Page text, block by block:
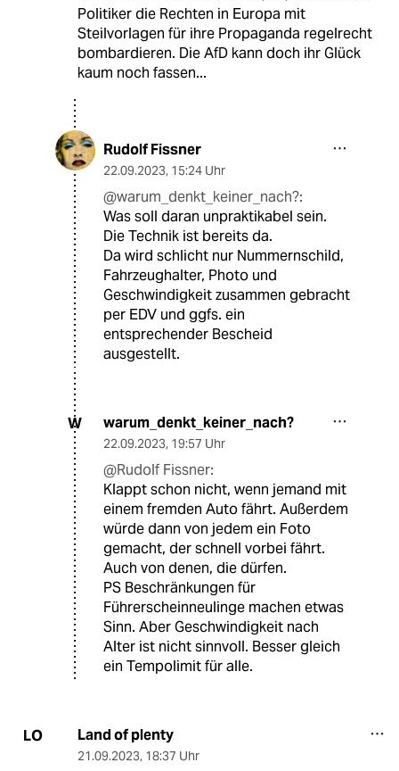
Politiker die Rechten in Europa mit
Steilvorlagen für ihre Propaganda regelrecht
bombardieren. Die AfD kann doch ihr Glück
kaum noch fassen...
Rudolf Fissner
22.09.2023, 15:24 Uhr
@warum_denkt_keiner_nach?:
Was soll daran unpraktikabel sein.
Die Technik ist bereits da.
Da wird schlicht nur Nummernschild,
Fahrzeughalter, Photo und
Geschwindigkeit zusammen gebracht
per EDV und ggfs. ein
entsprechender Bescheid
ausgestellt.
W warum_denkt_keiner_nach?
22.09.2023, 19:57 Uhr
@Rudolf Fissner:
Klappt schon nicht, wenn jemand mit
einem fremden Auto fährt. Außerdem
würde dann von jedem ein Foto
gemacht, der schnell vorbei fährt.
Auch von denen, die dürfen.
PS Beschränkungen für
Führerscheinneulinge machen etwas
Sinn. Aber Geschwindigkeit nach
Alter ist nicht sinnvoll. Besser gleich
ein Tempolimit für alle.
LO Land of plenty
21.09.2023, 18:37 Uhr